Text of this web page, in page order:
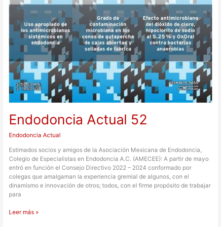
Endodoncia Actual 52
Endodoncia Actual
Estimados socios y amigos de la Asociación Mexicana de Endodoncia,
Colegio de Especialistas en Endodoncia A.C. (AMECEE): A partir de mayo
entró en función el Consejo Directivo 2022 – 2024 conformado por
colegas que amalgaman la experiencia gremial de algunos, con el
dinamismo e innovación de otros; todos, con el firme propósito de trabajar
para
Leer más »